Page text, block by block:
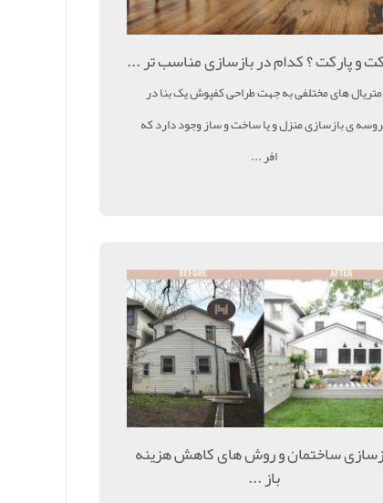
و پارکت ؟ کدام در بازسازی مناسب تر ...
متریال های مختلفی به جهت طراحی کفپوش یک بنا در
ی بازسازی منزل و یا ساخت و ساز وجود دارد که
افر ...
ساختمان و روش های کاهش هزینه
باز ...